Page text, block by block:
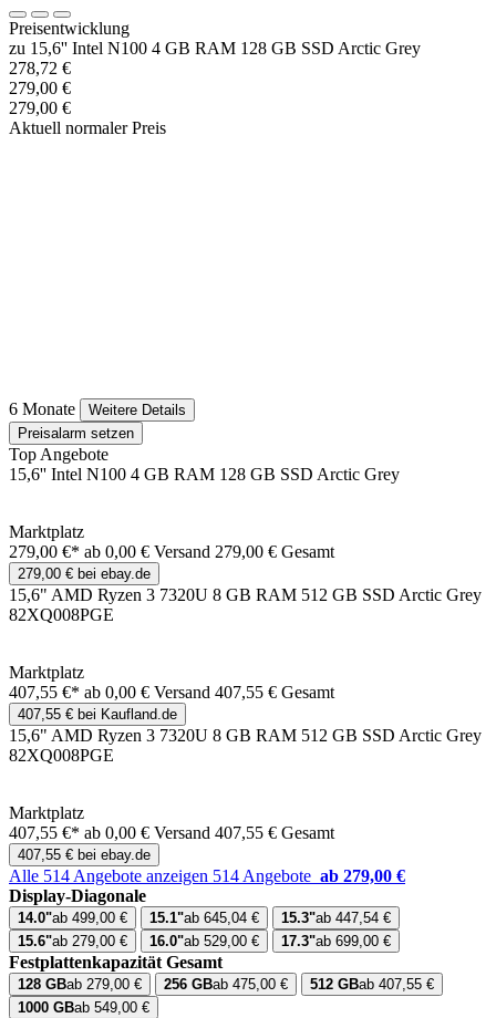
Preisentwicklung
zu 15,6'' Intel N100 4 GB RAM 128 GB SSD Arctic Grey
278,72 €
279,00 €
279,00 €
Aktuell normaler Preis
6 Monate
Weitere Details
Preisalarm setzen
Top Angebote
15,6'' Intel N100 4 GB RAM 128 GB SSD Arctic Grey
Marktplatz
279,00 €* ab 0,00 € Versand 279,00 € Gesamt
279,00 € bei ebay.de
15,6" AMD Ryzen 3 7320U 8 GB RAM 512 GB SSD Arctic Grey
82XQ008PGE
Marktplatz
407,55 €* ab 0,00 € Versand 407,55 € Gesamt
407,55 € bei Kaufland.de
15,6" AMD Ryzen 3 7320U 8 GB RAM 512 GB SSD Arctic Grey
82XQ008PGE
Marktplatz
407,55 €* ab 0,00 € Versand 407,55 € Gesamt
407,55 € bei ebay.de
Alle 514 Angebote anzeigen 514 Angebote ab 279,00 €
Display-Diagonale
14.0"ab 499,00 € 15.1"ab 645,04 € 15.3"ab 447,54 €
15.6"ab 279,00 € 16.0"ab 529,00 € 17.3"ab 699,00 €
Festplattenkapazität Gesamt
128 GBab 279,00 € 256 GBab 475,00 € 512 GBab 407,55 €
1000 GBab 549,00 €